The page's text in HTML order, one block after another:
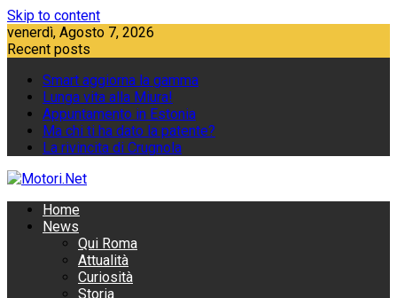
Skip to content
venerdì, Agosto 7, 2026
Recent posts
Smart aggiorna la gamma
Lunga vita alla Miura!
Appuntamento in Estonia
Ma chi ti ha dato la patente?
La rivincita di Crugnola
Home
News
Qui Roma
Attualità
Curiosità
Storia